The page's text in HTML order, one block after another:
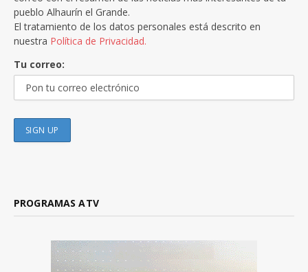
pueblo Alhaurín el Grande.
El tratamiento de los datos personales está descrito en
nuestra Política de Privacidad.
Tu correo:
PROGRAMAS ATV